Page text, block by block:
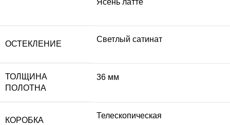
ОСТЕКЛЕНИЕ
Светлый сатинат
ТОЛЩИНА
ПОЛОТНА
36 мм
КОРОБКА
Телескопическая